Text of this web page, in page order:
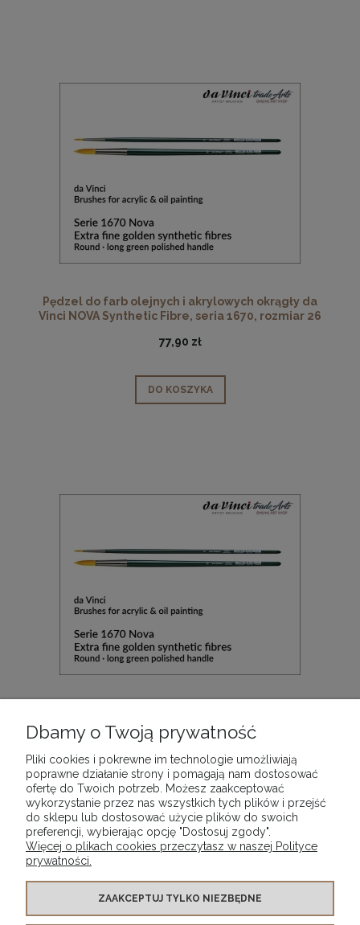
Pędzel do farb olejnych i akrylowych okrągły da
Vinci NOVA Synthetic Fibre, seria 1670, rozmiar 26
77,90 zł
DO KOSZYKA
Vinci NOVA Synthetic Fibre, seria 1670, rozmiar 28
84,90 zł
DO KOSZYKA
WARUNKI ZAKUPÓW
Dbamy o Twoją prywatność
Pliki cookies i pokrewne im technologie umożliwiają
poprawne działanie strony i pomagają nam dostosować
ofertę do Twoich potrzeb. Możesz zaakceptować
wykorzystanie przez nas wszystkich tych plików i przejść
do sklepu lub dostosować użycie plików do swoich
preferencji, wybierając opcję "Dostosuj zgody".
Więcej o plikach cookies przeczytasz w naszej Polityce
prywatności.
ZAAKCEPTUJ TYLKO NIEZBĘDNE